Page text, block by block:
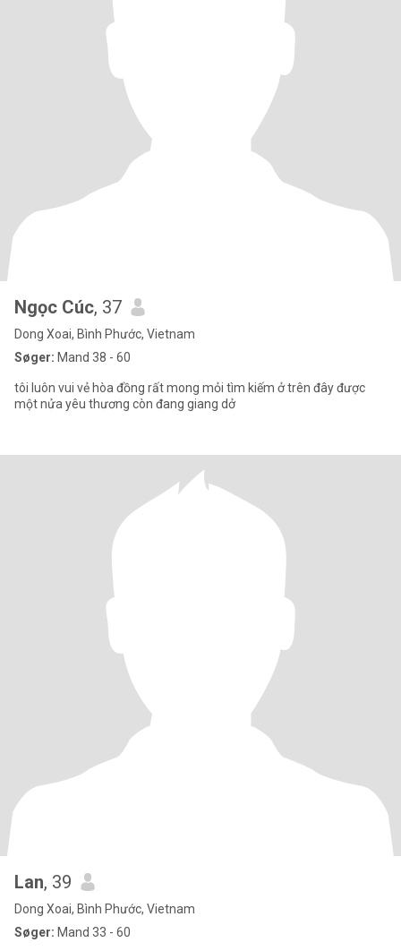
Ngọc Cúc, 37
Dong Xoai, Bình Phước, Vietnam
Søger: Mand 38 - 60
tôi luôn vui vẻ hòa đồng rất mong mỏi tìm kiếm ở trên đây được
một nửa yêu thương còn đang giang dở
Lan, 39
Dong Xoai, Bình Phước, Vietnam
Søger: Mand 33 - 60